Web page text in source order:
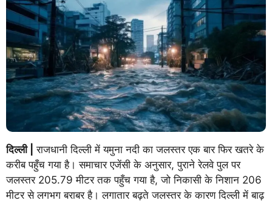
दिल्ली |
राजधानी दिल्ली में यमुना नदी का जलस्तर एक बार फिर खतरे के
करीब पहुँच गया है। समाचार एजेंसी के अनुसार, पुराने रेलवे पुल पर
जलस्तर 205.79 मीटर तक पहुँच गया है, जो निकासी के निशान 206
मीटर से लगभग बराबर है। लगातार बढ़ते जलस्तर के कारण दिल्ली में बाढ़